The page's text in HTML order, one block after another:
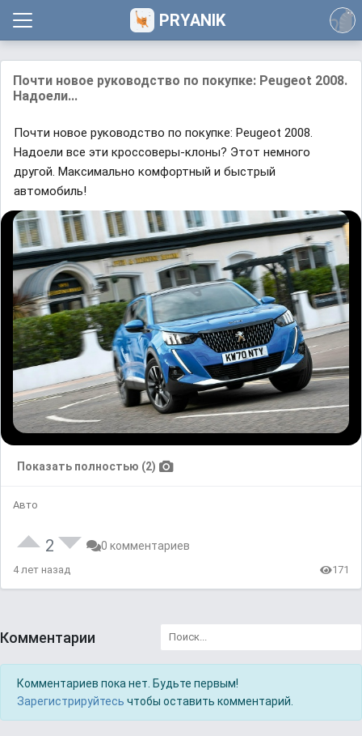
PRYANIK
Почти новое руководство по покупке: Peugeot 2008.
Надоели...
Почти новое руководство по покупке: Peugeot 2008.
Надоели все эти кроссоверы-клоны? Этот немного
другой. Максимально комфортный и быстрый
автомобиль!
Показать полностью (2)
Авто
2 0 комментариев
4 лет назад 171
Комментарии
Комментариев пока нет. Будьте первым!
Зарегистрируйтесь чтобы оставить комментарий.